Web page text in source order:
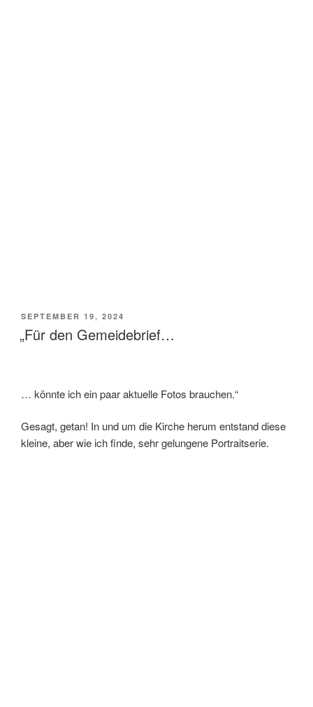
VERÖFFENTLICHT
AM
SEPTEMBER 19, 2024
„Für den Gemeidebrief…
… könnte ich ein paar aktuelle Fotos brauchen.“
Gesagt, getan! In und um die Kirche herum entstand diese
kleine, aber wie ich finde, sehr gelungene Portraitserie.